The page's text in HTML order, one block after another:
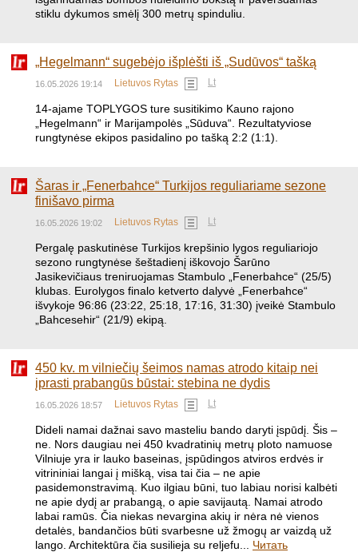
stiklu dykumos smėlį 300 metrų spinduliu.
„Hegelmann“ sugebėjo išplėšti iš „Sudūvos“ tašką
16.05.2026 19:14 Lietuvos Rytas Lt
14-ajame TOPLYGOS ture susitikimo Kauno rajono
„Hegelmann“ ir Marijampolės „Sūduva“. Rezultatyviose
rungtynėse ekipos pasidalino po tašką 2:2 (1:1).
Šaras ir „Fenerbahce“ Turkijos reguliariame sezone
finišavo pirma
16.05.2026 19:02 Lietuvos Rytas Lt
Pergalę paskutinėse Turkijos krepšinio lygos reguliariojo
sezono rungtynėse šeštadienį iškovojo Šarūno
Jasikevičiaus treniruojamas Stambulo „Fenerbahce“ (25/5)
klubas. Eurolygos finalo ketverto dalyvė „Fenerbahce“
išvykoje 96:86 (23:22, 25:18, 17:16, 31:30) įveikė Stambulo
„Bahcesehir“ (21/9) ekipą.
450 kv. m vilniečių šeimos namas atrodo kitaip nei
įprasti prabangūs būstai: stebina ne dydis
16.05.2026 18:57 Lietuvos Rytas Lt
Dideli namai dažnai savo masteliu bando daryti įspūdį. Šis –
ne. Nors daugiau nei 450 kvadratinių metrų ploto namuose
Vilniuje yra ir lauko baseinas, įspūdingos atviros erdvės ir
vitrininiai langai į mišką, visa tai čia – ne apie
pasidemonstravimą. Kuo ilgiau būni, tuo labiau norisi kalbėti
ne apie dydį ar prabangą, o apie savijautą. Namai atrodo
labai ramūs. Čia niekas nevargina akių ir nėra nė vienos
detalės, bandančios būti svarbesne už žmogų ar vaizdą už
lango. Architektūra čia susilieja su reljefu... Читать